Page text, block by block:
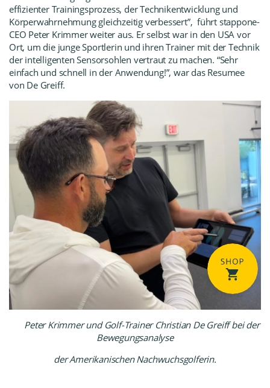
effizienter Trainingsprozess, der Technikentwicklung und
Körperwahrnehmung gleichzeitig verbessert”, führt stappone-
CEO Peter Krimmer weiter aus. Er selbst war in den USA vor
Ort, um die junge Sportlerin und ihren Trainer mit der Technik
der intelligenten Sensorsohlen vertraut zu machen. “Sehr
einfach und schnell in der Anwendung!”, war das Resumee
von De Greiff.
Peter Krimmer und Golf-Trainer Christian De Greiff bei der
Bewegungsanalyse
der Amerikanischen Nachwuchsgolferin.